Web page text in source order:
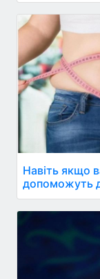
Навіть якщо
допоможуть